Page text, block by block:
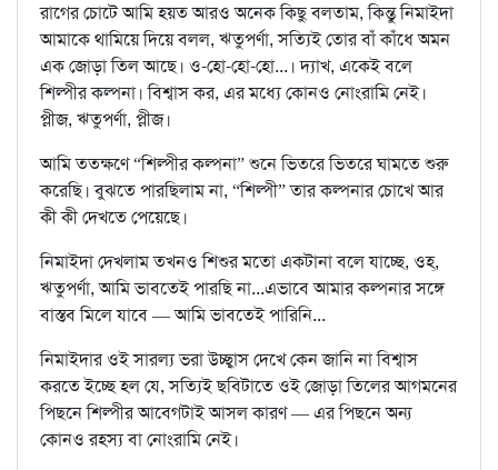
রাগের চোটে আমি হয়ত আরও অনেক কিছু বলতাম, কিন্তু নিমাইদা
আমাকে থামিয়ে দিয়ে বলল, ঋতুপর্ণা, সত্যিই তোর বাঁ কাঁধে অমন
এক জোড়া তিল আছে। ও-হো-হো-হো...। দ্যাখ, একেই বলে
শিল্পীর কল্পনা। বিশ্বাস কর, এর মধ্যে কোনও নোংরামি নেই।
প্লীজ, ঋতুপর্ণা, প্লীজ।
আমি ততক্ষণে “শিল্পীর কল্পনা” শুনে ভিতরে ভিতরে ঘামতে শুরু
করেছি। বুঝতে পারছিলাম না, “শিল্পী” তার কল্পনার চোখে আর
কী কী দেখতে পেয়েছে।
নিমাইদা দেখলাম তখনও শিশুর মতো একটানা বলে যাচ্ছে, ওহ্‌,
ঋতুপর্ণা, আমি ভাবতেই পারছি না...এভাবে আমার কল্পনার সঙ্গে
বাস্তব মিলে যাবে — আমি ভাবতেই পারিনি...
নিমাইদার ওই সারল্য ভরা উচ্ছ্বাস দেখে কেন জানি না বিশ্বাস
করতে ইচ্ছে হল যে, সত্যিই ছবিটাতে ওই জোড়া তিলের আগমনের
পিছনে শিল্পীর আবেগটাই আসল কারণ — এর পিছনে অন্য
কোনও রহস্য বা নোংরামি নেই।